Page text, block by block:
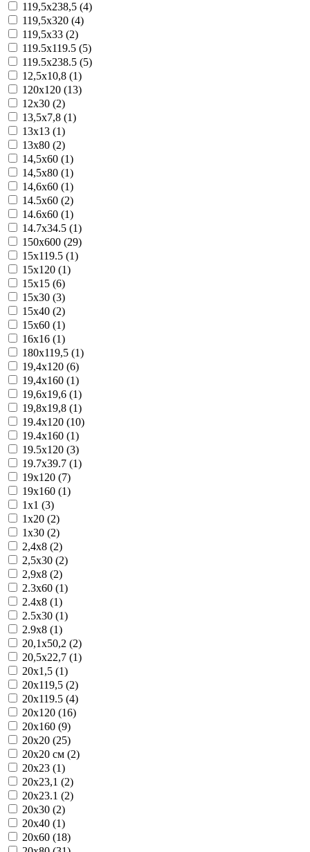
119,5x238,5 (4)
119,5x320 (4)
119,5x33 (2)
119.5x119.5 (5)
119.5x238.5 (5)
12,5x10,8 (1)
120x120 (13)
12x30 (2)
13,5x7,8 (1)
13x13 (1)
13x80 (2)
14,5x60 (1)
14,5x80 (1)
14,6x60 (1)
14.5x60 (2)
14.6x60 (1)
14.7x34.5 (1)
150x600 (29)
15x119.5 (1)
15x120 (1)
15x15 (6)
15x30 (3)
15x40 (2)
15x60 (1)
16x16 (1)
180x119,5 (1)
19,4x120 (6)
19,4x160 (1)
19,6x19,6 (1)
19,8x19,8 (1)
19.4x120 (10)
19.4x160 (1)
19.5x120 (3)
19.7x39.7 (1)
19x120 (7)
19x160 (1)
1x1 (3)
1x20 (2)
1x30 (2)
2,4x8 (2)
2,5x30 (2)
2,9x8 (2)
2.3x60 (1)
2.4x8 (1)
2.5x30 (1)
2.9x8 (1)
20,1x50,2 (2)
20,5x22,7 (1)
20x1,5 (1)
20x119,5 (2)
20x119.5 (4)
20x120 (16)
20x160 (9)
20x20 (25)
20x20 см (2)
20x23 (1)
20x23,1 (2)
20x23.1 (2)
20x30 (2)
20x40 (1)
20x60 (18)